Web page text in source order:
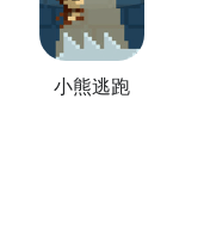
之后你会看到一个下载
下载耗时长的问题。
小熊逃跑